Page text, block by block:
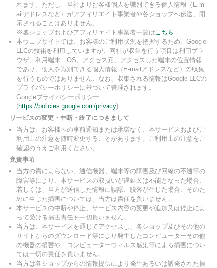
れます。ただし、当社よりお客様個人を識別できる個人情報（E-m
ailアドレスなど）がアフィリエイト事業者や各ショップへ伝送、開
示されることはありません。
※各ショップおよびアフィリエイト事業者一覧はこちら
本ウェブサイトでは、お客様のご利用状況を把握するため、Google
LLCの技術を利用していますが、同社が収集を行う項目は利用ブラ
ウザ、利用端末、OS、アクセス元、アクセスした端末の位置情報
であり、個人を識別できる個人情報（E-mailアドレスなど）の収集
を行うものではありません。なお、収集される情報はGoogle LLCの
プライバシーポリシーに基づいて管理されます。
Googleプライバシーポリシー
(https://policies.google.com/privacy)
サービスの変更・中断・終了につきまして
当方は、お客様への事前通知または承諾なく、本サービスおよびご
利用上の注意を随時変更することがあります。ご利用上の注意をご
確認のうえご利用ください。
免責事項
当方の責によらない、通信機器、端末等の障害及び回線の不通等の
障害等により、本サービスの取扱いが遅延又は不能となった場合、
若しくは、当方が送信した情報に誤謬、脱落が生じた場合、そのた
めに生じた損害については、当方は責任を負いません。
本サービスの中断や停止、サービス内容の変更や追加又は停止によ
って受ける損害責任を一切負いません。
当方は、本サービスを通じてアクセスし、各ショップ及びその他の
サイトからのダウンロード等により発生したコンピューターその他
の機器の損害や、コンピューターウィルス感染等による損害につい
ては一切の責任を負いません。
当方は各ショップからの情報提供により発生あるいは誘発された損